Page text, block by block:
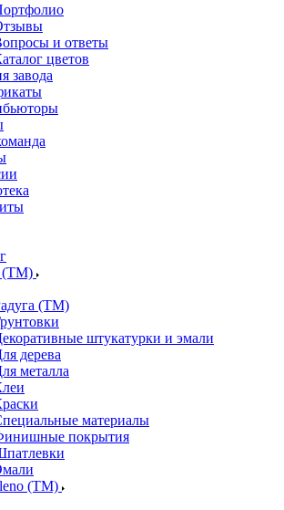
и ответы
цветов
завода
(ТМ)
(ТМ)
штукатурки и эмали
дерева
металла
материалы
покрытия
(ТМ)